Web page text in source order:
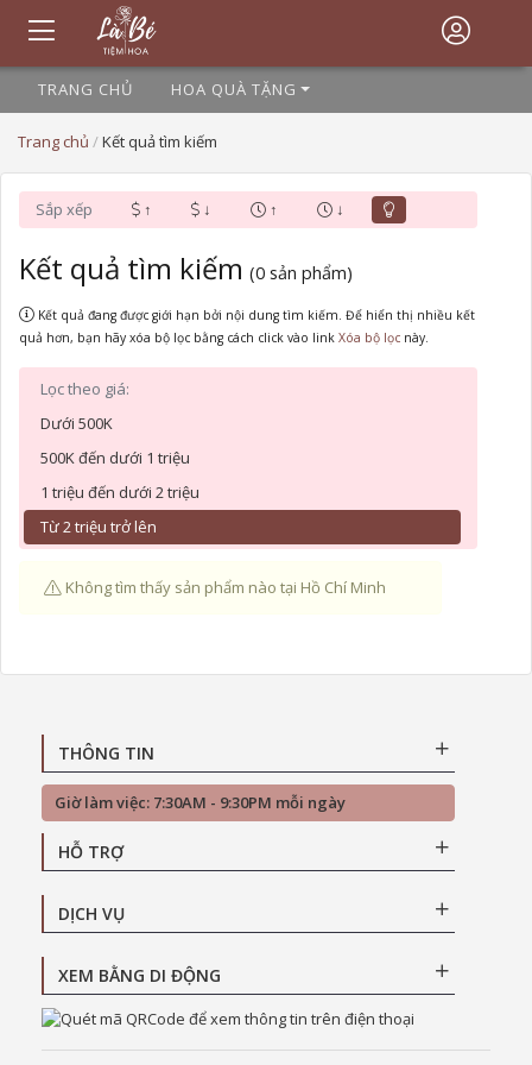
TRANG CHỦ HOA QUÀ TẶNG
Trang chủ /Kết quả tìm kiếm
Sắp xếp ↑ ↓ ↑ ↓
Kết quả tìm kiếm (0 sản phẩm)
Kết quả đang được giới hạn bởi nội dung tìm kiếm. Để hiển thị nhiều kết
quả hơn, bạn hãy xóa bộ lọc bằng cách click vào link
này.
Lọc theo giá:
Dưới 500K
500K đến dưới 1 triệu
1 triệu đến dưới 2 triệu
Từ 2 triệu trở lên
Không tìm thấy sản phẩm nào tại Hồ Chí Minh
THÔNG TIN
Giờ làm việc: 7:30AM - 9:30PM mỗi ngày
HỖ TRỢ
DỊCH VỤ
XEM BẰNG DI ĐỘNG